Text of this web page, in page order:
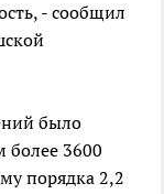
- сообщил
было
более 3600
порядка 2,2